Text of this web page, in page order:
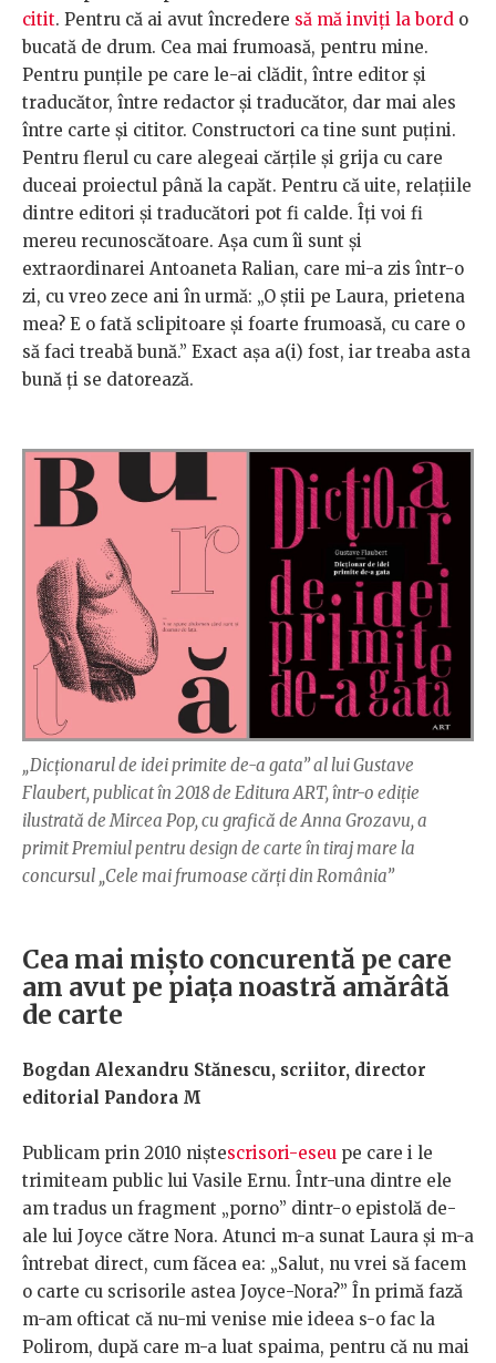
citit. Pentru că ai avut încredere să mă inviți la bord o
bucată de drum. Cea mai frumoasă, pentru mine.
Pentru punțile pe care le-ai clădit, între editor și
traducător, între redactor și traducător, dar mai ales
între carte și cititor. Constructori ca tine sunt puțini.
Pentru flerul cu care alegeai cărțile și grija cu care
duceai proiectul până la capăt. Pentru că uite, relațiile
dintre editori și traducători pot fi calde. Îți voi fi
mereu recunoscătoare. Așa cum îi sunt și
extraordinarei Antoaneta Ralian, care mi-a zis într-o
zi, cu vreo zece ani în urmă: „O știi pe Laura, prietena
mea? E o fată sclipitoare și foarte frumoasă, cu care o
să faci treabă bună.” Exact așa a(i) fost, iar treaba asta
bună ți se datorează.
„Dicționarul de idei primite de-a gata” al lui Gustave
Flaubert, publicat în 2018 de Editura ART, într-o ediție
ilustrată de Mircea Pop, cu grafică de Anna Grozavu, a
primit Premiul pentru design de carte în tiraj mare la
concursul „Cele mai frumoase cărți din România”
Cea mai mișto concurentă pe care
am avut pe piața noastră amărâtă
de carte
Bogdan Alexandru Stănescu, scriitor, director
editorial Pandora M
Publicam prin 2010 niștescrisori-eseu pe care i le
trimiteam public lui Vasile Ernu. Într-una dintre ele
am tradus un fragment „porno” dintr-o epistolă de-
ale lui Joyce către Nora. Atunci m-a sunat Laura și m-a
întrebat direct, cum făcea ea: „Salut, nu vrei să facem
o carte cu scrisorile astea Joyce-Nora?” În primă fază
m-am ofticat că nu-mi venise mie ideea s-o fac la
Polirom, după care m-a luat spaima, pentru că nu mai